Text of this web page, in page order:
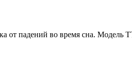
от падений во время сна. Модель